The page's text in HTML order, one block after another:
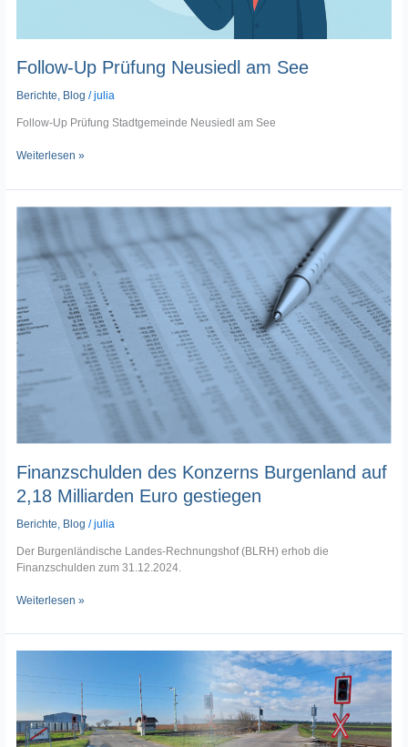
Follow-Up Prüfung Neusiedl am See
Berichte, Blog /julia
Follow-Up Prüfung Stadtgemeinde Neusiedl am See
Weiterlesen »
Finanzschulden des Konzerns Burgenland auf
2,18 Milliarden Euro gestiegen
Berichte Blog /julia
Der Burgenländische Landes-Rechnungshof (BLRH) erhob die
Finanzschulden zum 31.12.2024.
Burgenland
auf
2,18
Milliarden
Euro
gestiegen
Weiterlesen »